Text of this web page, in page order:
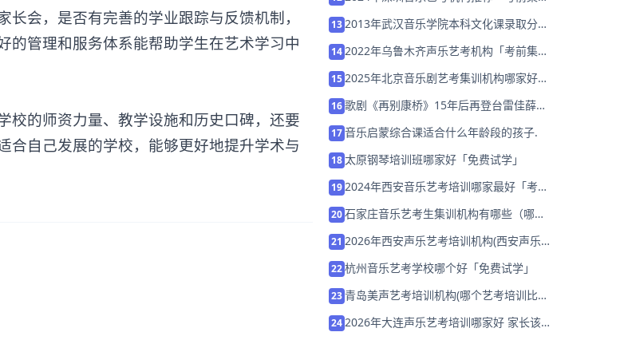
会，是否有完善的学业跟踪与反馈机制，
的管理和服务体系能帮助学生在艺术学习中
校的师资力量、教学设施和历史口碑，还要
合自己发展的学校，能够更好地提升学术与
132013年武汉音乐学院本科文化课录取分数
142022年乌鲁木齐声乐艺考机构「考前集训
152025年北京音乐剧艺考集训机构哪家好推
16歌剧《再别康桥》15年后再登台雷佳薛皓
17音乐启蒙综合课适合什么年龄段的孩子.
18太原钢琴培训班哪家好「免费试学」
192024年西安音乐艺考培训哪家最好「考前
20石家庄音乐艺考生集训机构有哪些（哪家
21 2026年西安声乐艺考培训机构(西安声乐
22杭州音乐艺考学校哪个好「免费试学」
23青岛美声艺考培训机构(哪个艺考培训比较
242026年大连声乐艺考培训哪家好 家长该